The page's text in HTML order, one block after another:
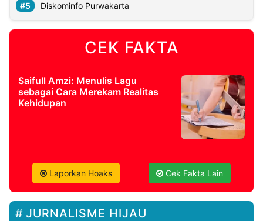
Diskominfo Purwakarta
CEK FAKTA
Saifull Amzi: Menulis Lagu
sebagai Cara Merekam Realitas
Kehidupan
Laporkan Hoaks Cek Fakta Lain
JURNALISME HIJAU